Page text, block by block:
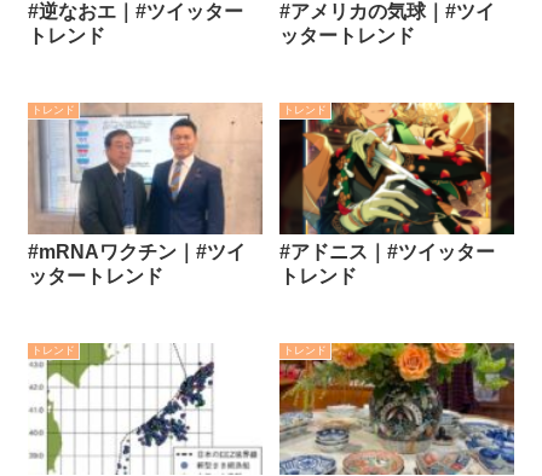
#逆なおエ｜#ツイッター
トレンド
#アメリカの気球｜#ツイ
ッタートレンド
トレンド
#mRNAワクチン｜#ツイ
ッタートレンド
トレンド
#アドニス｜#ツイッター
トレンド
トレンド トレンド